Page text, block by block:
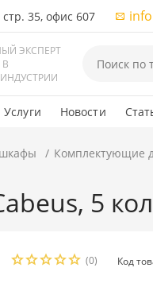
35, офис 607
ЭКСПЕРТ
В
Услуги Новости
Комплектующие
5
(0) Код